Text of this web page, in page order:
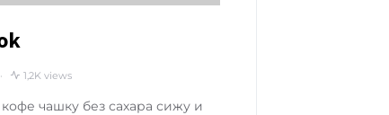
1,2K views
чашку без сахара сижу и